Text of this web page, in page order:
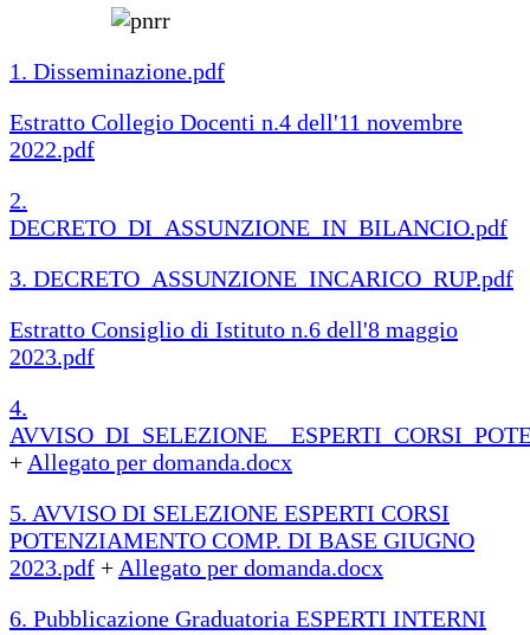
1. Disseminazione.pdf
Estratto Collegio Docenti n.4 dell'11 novembre
2022.pdf
2.
DECRETO_DI_ASSUNZIONE_IN_BILANCIO.pdf
3. DECRETO_ASSUNZIONE_INCARICO_RUP.pdf
Estratto Consiglio di Istituto n.6 dell'8 maggio
2023.pdf
4.
+ Allegato per domanda.docx
5. AVVISO DI SELEZIONE ESPERTI CORSI
POTENZIAMENTO COMP. DI BASE GIUGNO
2023.pdf + Allegato per domanda.docx
6. Pubblicazione Graduatoria ESPERTI INTERNI